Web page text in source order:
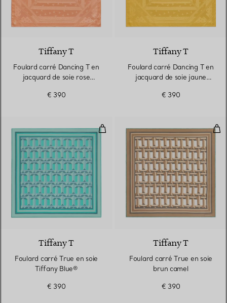
3 Couleurs
Tiffany T
Foulard carré Dancing T en
jacquard de soie rose
€ 390
Tiffany T
Foulard carré Dancing T en
jacquard de soie jaune
€ 390
Foulard carré True en soie
3 Couleurs
Tiffany T
Foulard carré True en soie
Tiffany Blue®
€ 390
Tiffany T
Foulard carré True en soie
brun camel
€ 390